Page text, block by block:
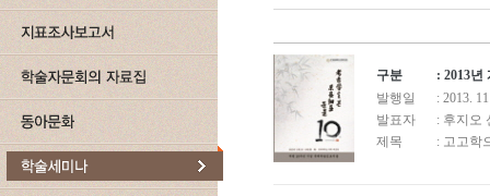
구분
: 2013년
발행일
: 2013.
발표자
: 후지오
제목
: 고고학